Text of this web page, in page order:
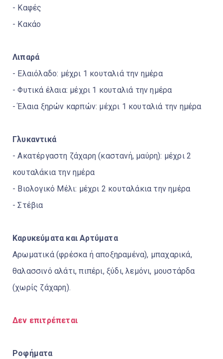
- Καφές
- Κακάο
Λιπαρά
- Ελαιόλαδο: μέχρι 1 κουταλιά την ημέρα
- Φυτικά έλαια: μέχρι 1 κουταλιά την ημέρα
- Έλαια ξηρών καρπών: μέχρι 1 κουταλιά την ημέρα
Γλυκαντικά
- Ακατέργαστη ζάχαρη (καστανή, μαύρη): μέχρι 2
κουταλάκια την ημέρα
- Βιολογικό Μέλι: μέχρι 2 κουταλάκια την ημέρα
- Στέβια
Καρυκεύματα και Αρτύματα
Αρωματικά (φρέσκα ή αποξηραμένα), μπαχαρικά,
θαλασσινό αλάτι, πιπέρι, ξύδι, λεμόνι, μουστάρδα
(χωρίς ζάχαρη).
Δεν επιτρέπεται
Ροφήματα